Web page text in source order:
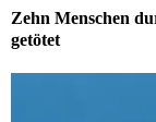
Zehn Menschen
getötet